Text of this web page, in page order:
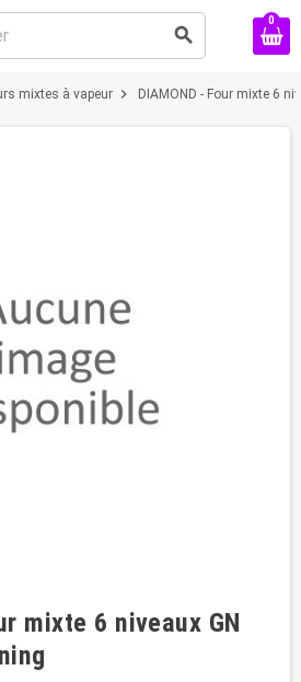
search
0
mixtes à vapeur chevron_right DIAMOND - Four mixte 6
mixte 6 niveaux GN